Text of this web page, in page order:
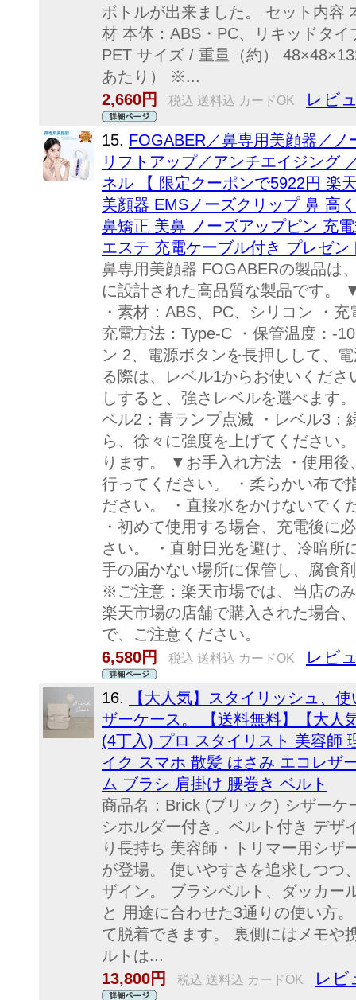
ボトルが出来ました。 セット内容
材 本体：ABS・PC、リキッドタ
PET サイズ / 重量（約）
あたり） ※...
2,660円
税込 送料込 カードOK レビ
15. FOGABER／鼻専用美顔器／
リフトアップ／アンチエイジング
ネル 【 限定クーポンで5922円 楽
美顔器 EMSノーズクリップ 鼻 高
鼻矯正 美鼻 ノーズアップピン 充
エステ 充電ケーブル付き プレゼン
鼻専用美顔器 FOGABERの製品は
に設計された高品質な製品です。
・素材：ABS、PC、シリコン ・
充電方法：Type-C ・保管温度：
ン 2、電源ボタンを長押しして、
る際は、レベル1からお使いくだ
しすると、強さレベルを選べます
ベル2：青ランプ点滅 ・レベル3：
ら、徐々に強度を上げてください
ります。 ▼お手入れ方法 ・使用
行ってください。 ・柔らかい布で
ださい。 ・直接水をかけないでく
・初めて使用する場合、充電後に
さい。 ・直射日光を避け、冷暗所
手の届かない場所に保管し、腐
※ご注意：楽天市場では、当店の
楽天市場の店舗で購入された場合
で、ご注意ください。
6,580円
税込 送料込 カードOK レビ
16.
【大人気】スタイリッシュ、
ザーケース。 【送料無料】【大人
(4丁入) プロ スタイリスト 美容師
イク スマホ 散髪 はさみ エコレザ
ム ブラシ 肩掛け 腰巻き ベルト
商品名：Brick (ブリック) シザー
シホルダー付き。ベルト付き デザ
り長持ち 美容師・トリマー用シザ
が登場。 使いやすさを追求しつつ
ザイン。 ブラシベルト、ダッカー
と 用途に合わせた3通りの使い方
て脱着できます。 裏側にはメモや
ルトは...
13,800円
税込 送料込 カードOK レビ